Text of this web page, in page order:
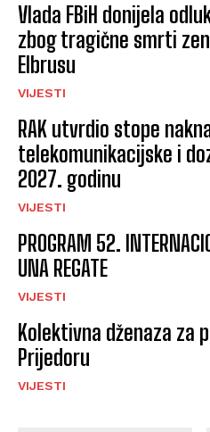
Vlada FBiH donijela
zbog tragične smrti
Elbrusu
VIJESTI
RAK utvrdio stope
telekomunikacijske i
2027. godinu
VIJESTI
PROGRAM 52.
UNA REGATE
VIJESTI
Kolektivna dženaza za
Prijedoru
VIJESTI